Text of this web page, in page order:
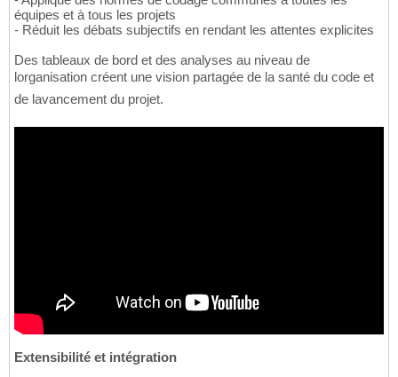
équipes et à tous les projets
- Réduit les débats subjectifs en rendant les attentes explicites
Des tableaux de bord et des analyses au niveau de
lorganisation créent une vision partagée de la santé du code et
de lavancement du projet.
Extensibilité et intégration